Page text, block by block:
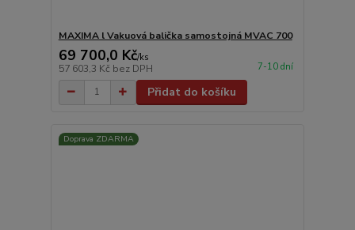
MAXIMA l Vakuová balička samostojná MVAC 700
69 700,0 Kč/ks
57 603,3 Kč bez DPH 7-10 dní
Přidat do košíku
Doprava ZDARMA